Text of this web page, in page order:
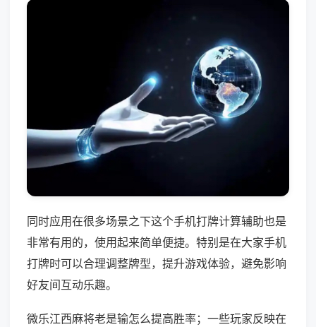
同时应用在很多场景之下这个手机打牌计算辅助也是
非常有用的，使用起来简单便捷。特别是在大家手机
打牌时可以合理调整牌型，提升游戏体验，避免影响
好友间互动乐趣。
微乐江西麻将老是输怎么提高胜率；一些玩家反映在